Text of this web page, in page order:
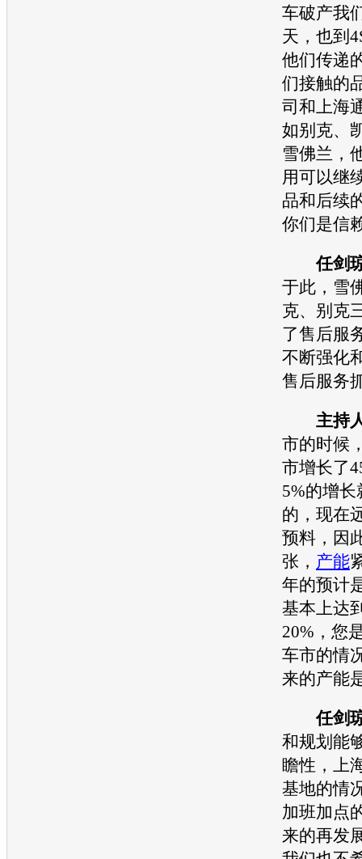
车破产我
天，也到
他们传递
们接触的
司和上海
如别克、
雪佛兰 ，
用可以继
品和后续
你们是信
任剑
于此， 雪
克、 别克
了售后服
不断强化
售后服务
主持
市的时候
市增长了
5%的增
的，现在
预料，因
张， 产能
年的预计
基本上达
20%，您
车市的情
来的产能
任剑
和规划能
瞻性， 上
基地的情
加班加点
来的再发